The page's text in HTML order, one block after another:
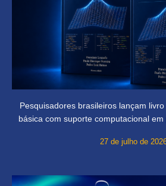
Pesquisadores brasileiros lançam
básica com suporte computacional
27 de julho de